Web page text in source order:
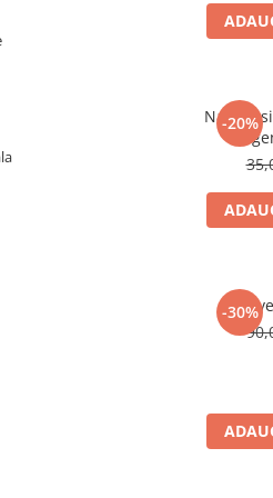
-20%
Natura
-30%